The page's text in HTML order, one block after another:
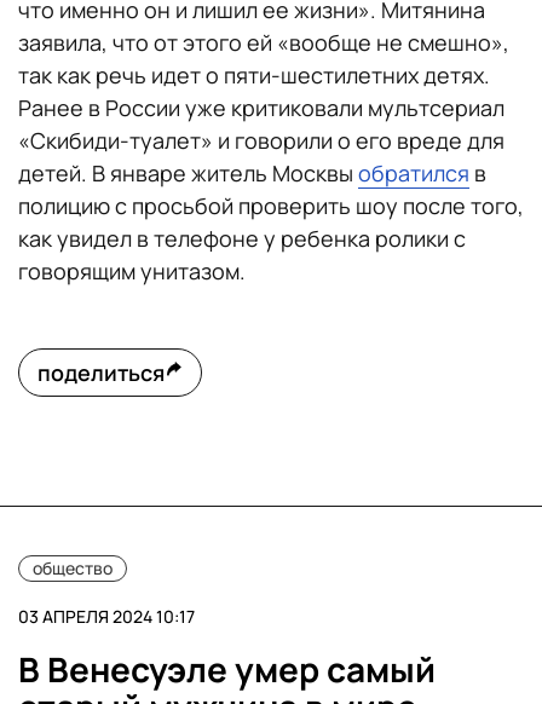
что именно он и лишил ее жизни». Митянина
заявила, что от этого ей «вообще не смешно»,
так как речь идет о пяти-шестилетних детях.
Ранее в России уже критиковали мультсериал
«Скибиди-туалет» и говорили о его вреде для
детей. В январе житель Москвы обратился в
полицию с просьбой проверить шоу после того,
как увидел в телефоне у ребенка ролики с
говорящим унитазом.
поделиться
общество
03 АПРЕЛЯ 2024 10:17
В Венесуэле умер самый